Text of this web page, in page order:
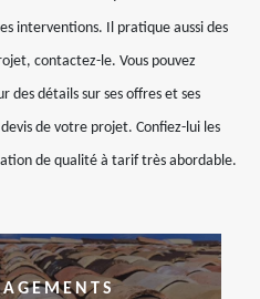
interventions. Il pratique aussi des
contactez-le. Vous pouvez
des détails sur ses offres et ses
de votre projet. Confiez-lui les
de qualité à tarif très abordable.